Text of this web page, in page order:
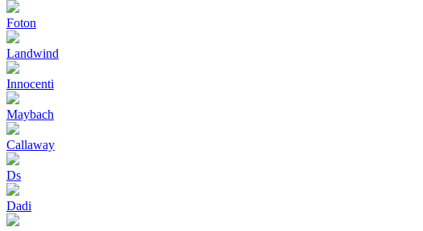
Foton
Landwind
Innocenti
Maybach
Callaway
Ds
Dadi